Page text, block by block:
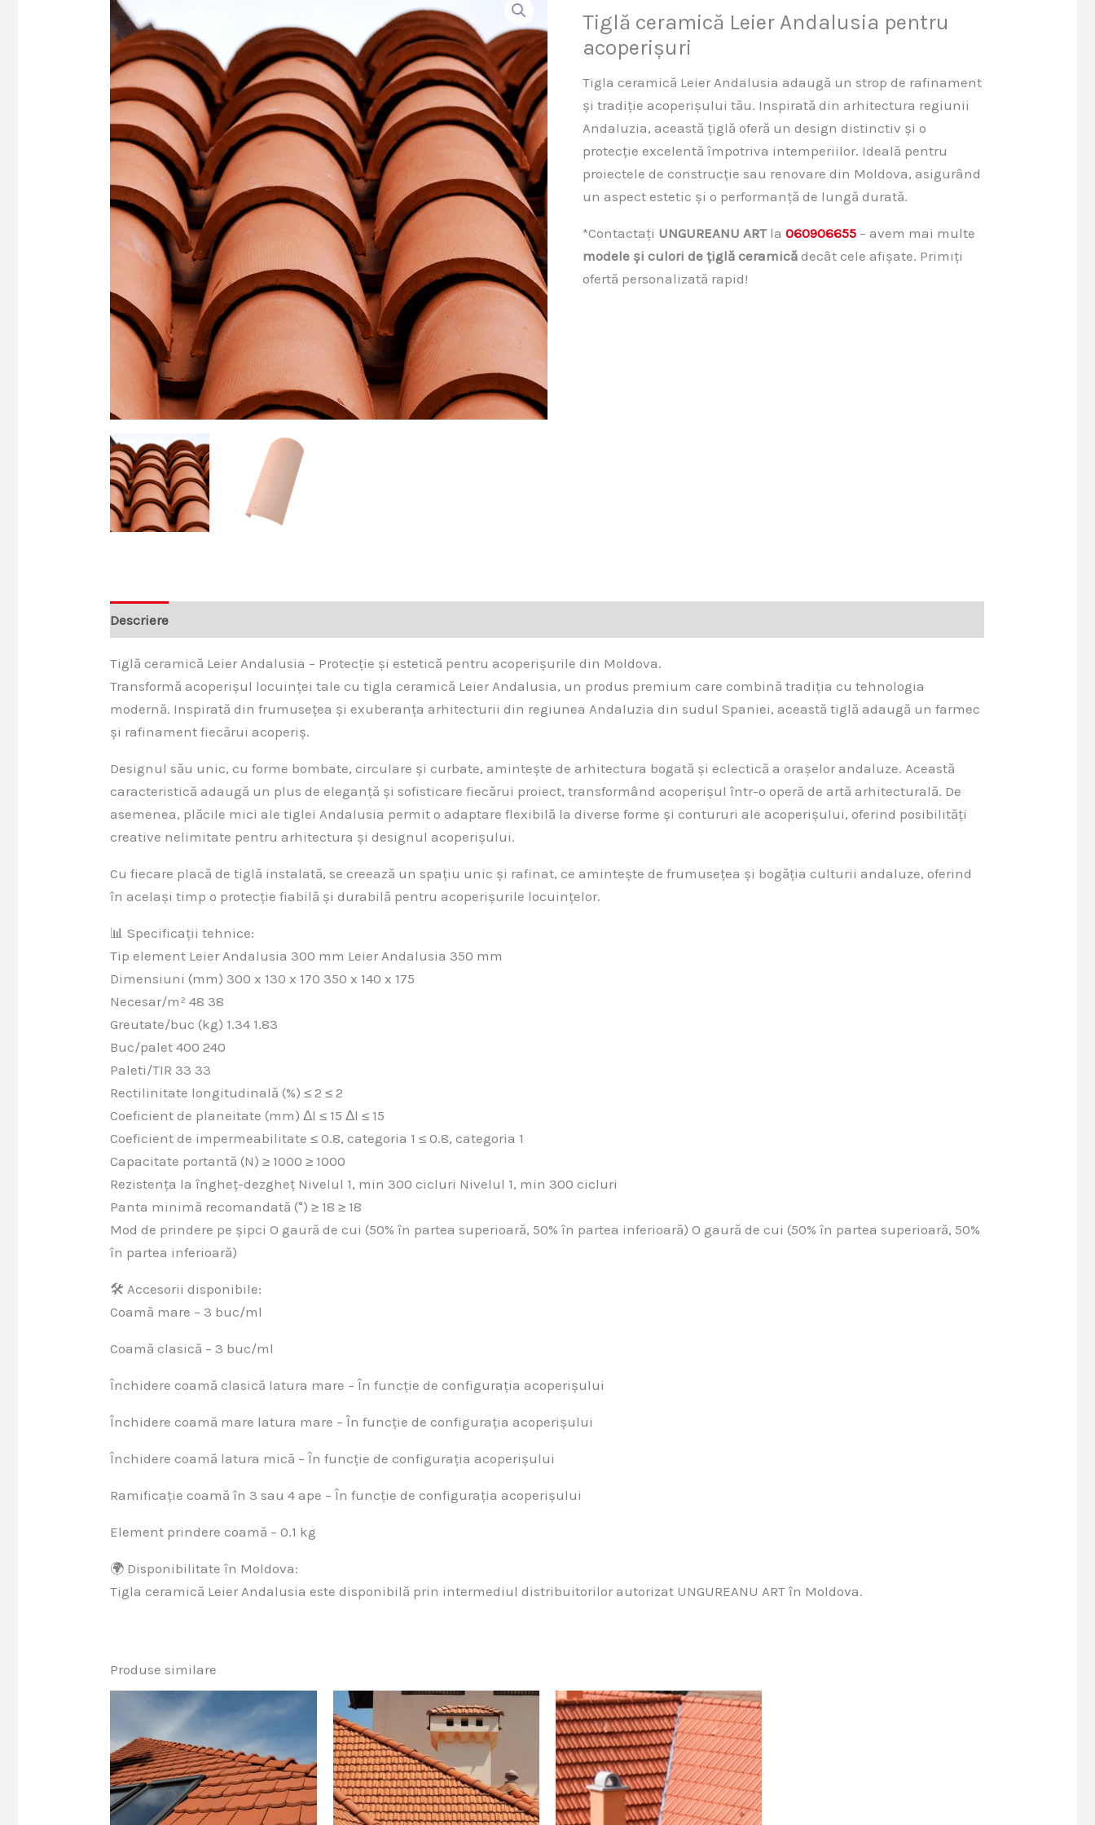
Tiglă ceramică Leier Andalusia pentru
acoperișuri
Tigla ceramică Leier Andalusia adaugă un strop de rafinament
și tradiție acoperișului tău. Inspirată din arhitectura regiunii
Andaluzia, această țiglă oferă un design distinctiv și o
protecție excelentă împotriva intemperiilor. Ideală pentru
proiectele de construcție sau renovare din Moldova, asigurând
un aspect estetic și o performanță de lungă durată.
*Contactați UNGUREANU ARTla 060906655– avem mai multe
modele și culori de țiglă ceramicădecât cele afișate. Primiți
ofertă personalizată rapid!
Descriere
Tiglă ceramică Leier Andalusia – Protecție și estetică pentru acoperișurile din Moldova.
Transformă acoperișul locuinței tale cu tigla ceramică Leier Andalusia, un produs premium care combină tradiția cu tehnologia
modernă. Inspirată din frumusețea și exuberanța arhitecturii din regiunea Andaluzia din sudul Spaniei, această tiglă adaugă un farmec
și rafinament fiecărui acoperiș.
Designul său unic, cu forme bombate, circulare și curbate, amintește de arhitectura bogată și eclectică a orașelor andaluze. Această
caracteristică adaugă un plus de eleganță și sofisticare fiecărui proiect, transformând acoperișul într-o operă de artă arhitecturală. De
asemenea, plăcile mici ale tiglei Andalusia permit o adaptare flexibilă la diverse forme și contururi ale acoperișului, oferind posibilități
creative nelimitate pentru arhitectura și designul acoperișului.
Cu fiecare placă de tiglă instalată, se creează un spațiu unic și rafinat, ce amintește de frumusețea și bogăția culturii andaluze, oferind
în același timp o protecție fiabilă și durabilă pentru acoperișurile locuințelor.
📊 Specificații tehnice:
Tip element Leier Andalusia 300 mm Leier Andalusia 350 mm
Dimensiuni (mm) 300 x 130 x 170 350 x 140 x 175
Necesar/m² 48 38
Greutate/buc (kg) 1.34 1.83
Buc/palet 400 240
Paleti/TIR 33 33
Rectilinitate longitudinală (%) ≤ 2 ≤ 2
Coeficient de planeitate (mm) Δl ≤ 15 Δl ≤ 15
Coeficient de impermeabilitate ≤ 0.8, categoria 1 ≤ 0.8, categoria 1
Capacitate portantă (N) ≥ 1000 ≥ 1000
Rezistența la îngheț-dezgheț Nivelul 1, min 300 cicluri Nivelul 1, min 300 cicluri
Panta minimă recomandată (°) ≥ 18 ≥ 18
Mod de prindere pe șipci O gaură de cui (50% în partea superioară, 50% în partea inferioară) O gaură de cui (50% în partea superioară, 50%
în partea inferioară)
🛠️ Accesorii disponibile:
Coamă mare – 3 buc/ml
Coamă clasică – 3 buc/ml
Închidere coamă clasică latura mare – În funcție de configurația acoperișului
Închidere coamă mare latura mare – În funcție de configurația acoperișului
Închidere coamă latura mică – În funcție de configurația acoperișului
Ramificație coamă în 3 sau 4 ape – În funcție de configurația acoperișului
Element prindere coamă – 0.1 kg
🌍 Disponibilitate în Moldova:
Tigla ceramică Leier Andalusia este disponibilă prin intermediul distribuitorilor autorizat UNGUREANU ART în Moldova.
Produse similare